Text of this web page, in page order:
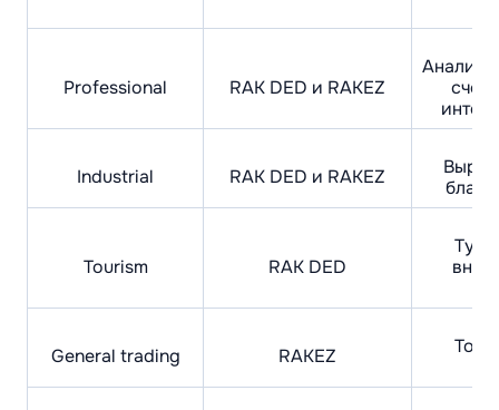
Professional RAK DED и RAKEZ
Industrial RAK DED и RAKEZ
благ.
Tourism RAK DED
General trading RAKEZ